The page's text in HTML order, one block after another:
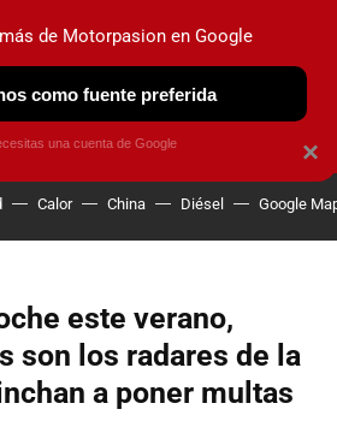
OBSERVATORIO
Calor China Diésel Google
este verano,
son los radares de la
a poner multas
×
de Motorpasion en Google
como fuente preferida
una cuenta de Google